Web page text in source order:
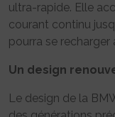
ultra-rapide. Elle
courant continu
pourra se recharger
Un design
Le design de la